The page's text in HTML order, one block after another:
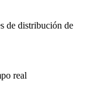
de distribución de
real